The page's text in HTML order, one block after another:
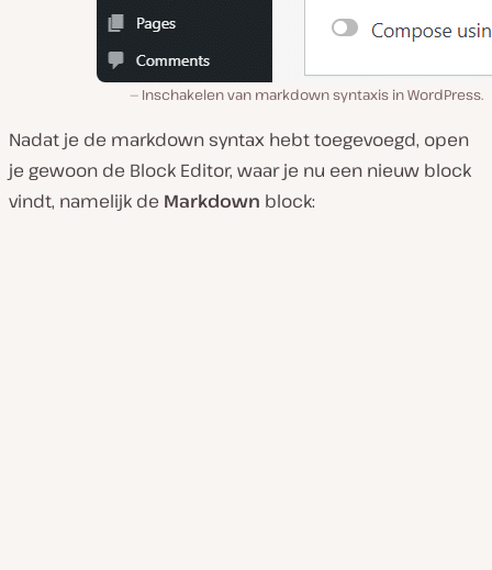
Inschakelen van markdown syntaxis in WordPress.
Nadat je de markdown syntax hebt toegevoegd, open
je gewoon de Block Editor, waar je nu een nieuw block
vindt, namelijk de Markdown block: